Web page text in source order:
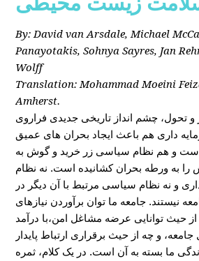
By: David van Arsdale, Michael
Panayotakis, Sohnya Sayres, Jan
Wolff
Translation: Mohammad Moeini
Amherst.
و تحول، چشم انداز تاریخی جدیدی فراروی
داری هم باعث ایجاد بحران های عمیق
و هم نظام سیاسی زر خرید و گوش به
را به ورطه بحران کشانیده است. نه نظام
و نه نظام سیاسی مرتبط با آن دیگر در
نیستند. جامعه ما توان برآوردن نیازهای
از حیث توانایی عرضه مشاغل امن،با درآمد
و چه از حیث برقراری ارتباط پایدار
ما بسته به آن است. در یک کلام، ثمره